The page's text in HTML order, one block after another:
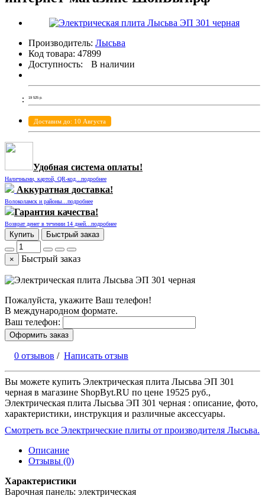
Производитель: Лысьва
Код товара: 47899
Доступность:
В наличии
19 525 р.
Доставим до: 10 Августа
Удобная система оплаты!
Наличными, картой, QR-код...подробнее
Аккуратная доставка!
Волоколамск и районы...подробнее
Гарантия качества!
Возврат денег в течении 14 дней...подробнее
Купить Быстрый заказ
× Быстрый заказ
Пожалуйста, укажите Ваш телефон!
В международном формате.
Ваш телефон:
Оформить заказ
0 отзывов / Написать отзыв
Вы можете купить Электрическая плита Лысьва ЭП 301
черная в магазине ShopByt.RU по цене 19525 руб.,
Электрическая плита Лысьва ЭП 301 черная : описание, фото,
характеристики, инструкция и различные аксессуары.
Смотреть все Электрические плиты от производителя Лысьва.
Описание
Отзывы (0)
Характеристики
Варочная панель: электрическая